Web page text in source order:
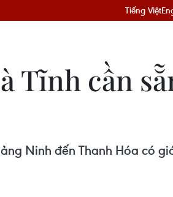
Tiếng Việt
Tĩnh cần
Ninh đến Thanh Hóa có